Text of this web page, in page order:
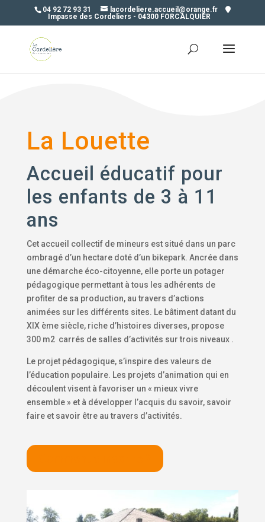
04 92 72 93 31
lacordeliere.accueil@orange.fr
Impasse des Cordeliers - 04300 FORCALQUIER
La Louette
Accueil éducatif pour
les enfants de 3 à 11
ans
Cet accueil collectif de mineurs est situé dans un parc
ombragé d’un hectare doté d’un bikepark. Ancrée dans
une démarche éco-citoyenne, elle porte un potager
pédagogique permettant à tous les adhérents de
profiter de sa production, au travers d’actions
animées sur les différents sites. Le bâtiment datant du
XIX ème siècle, riche d’histoires diverses, propose
300 m2 carrés de salles d’activités sur trois niveaux.
Le projet pédagogique, s’inspire des valeurs de
l’éducation populaire. Les projets d’animation qui en
découlent visent à favoriser un « mieux vivre
ensemble » et à développer l’acquis du savoir, savoir
faire et savoir être au travers d’activités.